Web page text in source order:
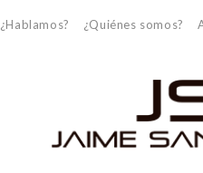
¿Hablamos? ¿Quiénes somos?